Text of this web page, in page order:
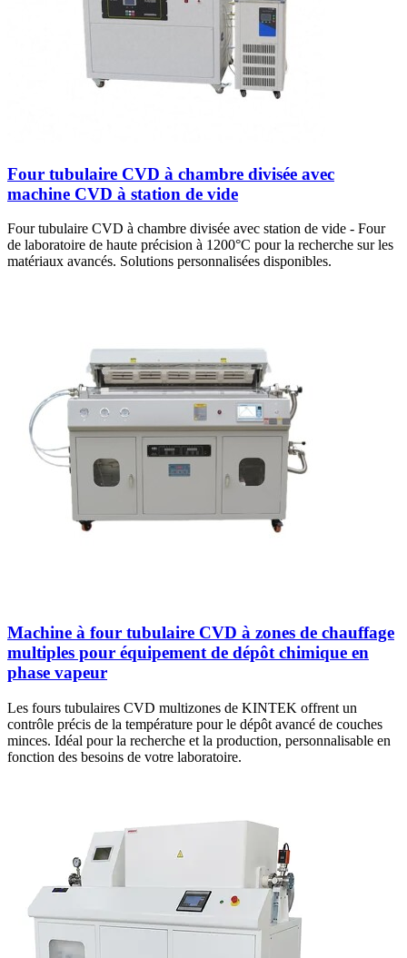
Four tubulaire CVD à chambre divisée avec
machine CVD à station de vide
Four tubulaire CVD à chambre divisée avec station de vide - Four
de laboratoire de haute précision à 1200°C pour la recherche sur les
matériaux avancés. Solutions personnalisées disponibles.
Machine à four tubulaire CVD à zones de chauffage
multiples pour équipement de dépôt chimique en
phase vapeur
Les fours tubulaires CVD multizones de KINTEK offrent un
contrôle précis de la température pour le dépôt avancé de couches
minces. Idéal pour la recherche et la production, personnalisable en
fonction des besoins de votre laboratoire.